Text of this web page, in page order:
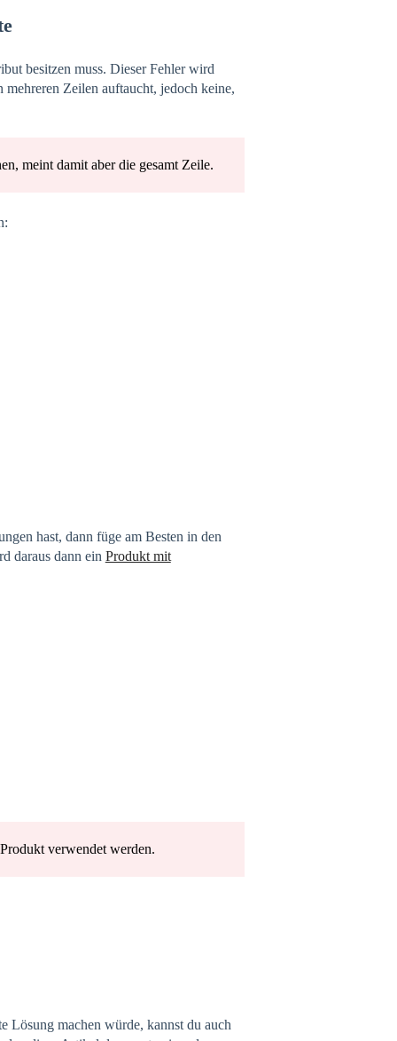
besitzen muss. Dieser Fehler wird
Zeilen auftaucht, jedoch keine,
meint damit aber die gesamt Zeile.
hast, dann füge am Besten in den
daraus dann ein Produkt mit
verwendet werden.
Lösung machen würde, kannst du auch